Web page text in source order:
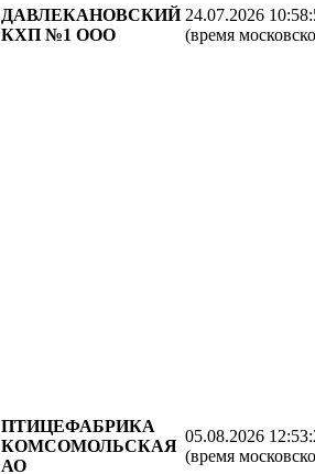
ДАВЛЕКАНОВСКИЙ
КХП №1 ООО
24.07.2026
(время
ПТИЦЕФАБРИКА
КОМСОМОЛЬСКАЯ
АО
05.08.2026
(время